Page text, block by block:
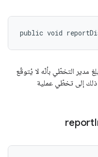
public void
مدير التخطّي بأنّه لا يُتوقّع
ذلك إلى تخطّي عملية
report